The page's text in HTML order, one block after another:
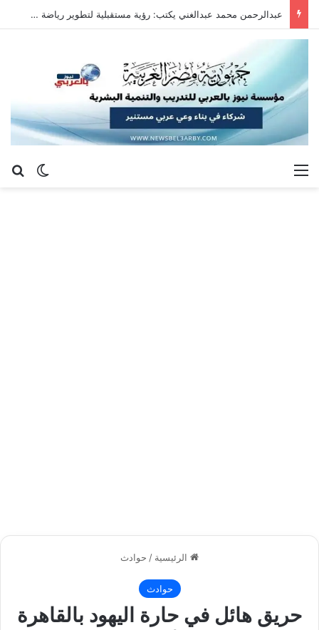
عبدالرحمن محمد عبدالغني يكتب: رؤية مستقبلية لتطوير رياضة سلاح الشيش في جمهورية مصر العربية
الوضع القائمة
الرئيسية / حوادث
حوادث
حريق هائل في حارة اليهود بالقاهرة